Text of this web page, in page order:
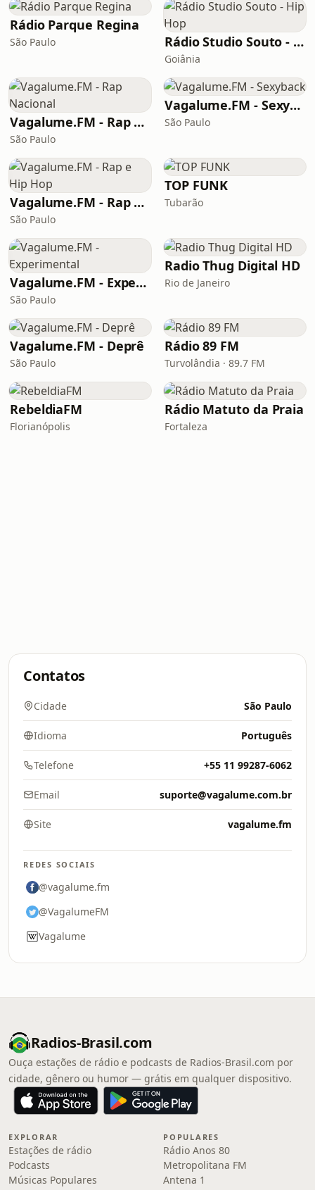
Rádio Parque Regina
São Paulo Rádio Studio Souto - Hip Hop
Goiânia
Vagalume.FM - Rap Nacional
São Paulo
Vagalume.FM - Sexyback
São Paulo
Vagalume.FM - Rap e Hip Hop
São Paulo
TOP FUNK
Tubarão
Vagalume.FM - Experimental
São Paulo
Radio Thug Digital HD
Rio de Janeiro
Vagalume.FM - Deprê
São Paulo
Rádio 89 FM
Turvolândia · 89.7 FM
RebeldiaFM
Florianópolis
Rádio Matuto da Praia
Fortaleza
Contatos
Cidade São Paulo
Idioma Português
Telefone +55 11 99287-6062
Email suporte@vagalume.com.br
Site vagalume.fm
REDES SOCIAIS
@vagalume.fm
@VagalumeFM
Vagalume
Radios-Brasil.com
Ouça estações de rádio e podcasts de Radios-Brasil.com por
cidade, gênero ou humor — grátis em qualquer dispositivo.
EXPLORAR
Estações de rádio
Podcasts
Músicas Populares
POPULARES
Rádio Anos 80
Metropolitana FM
Antena 1